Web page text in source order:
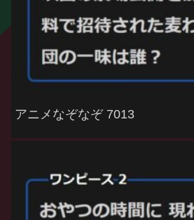
アニメなぞなぞ 7013